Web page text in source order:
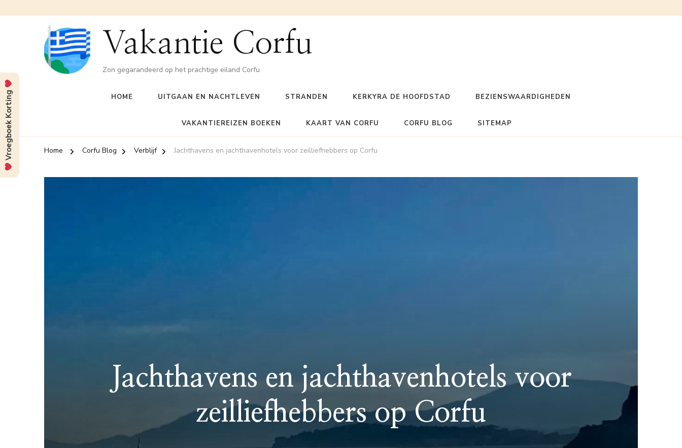
Vakantie Corfu
Zon gegarandeerd op het prachtige eiland Corfu
HOME UITGAAN EN NACHTLEVEN STRANDEN KERKYRA DE HOOFDSTAD BEZIENSWAARDIGHEDEN
VAKANTIEREIZEN BOEKEN KAART VAN CORFU CORFU BLOG SITEMAP
Home Corfu Blog Verblijf Jachthavens en jachthavenhotels voor zeilliefhebbers op Corfu
Jachthavens en jachthavenhotels voor
zeilliefhebbers op Corfu
Vroegboek Korting